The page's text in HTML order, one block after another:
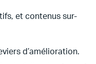
et contenus sur-
d’amélioration.